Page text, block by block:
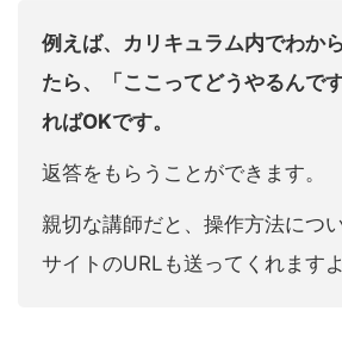
例えば、カリキュラム内でわか
たら、「ここってどうやるんで
ればOKです。
返答をもらうことができます。
親切な講師だと、操作方法につ
サイトのURLも送ってくれますよ